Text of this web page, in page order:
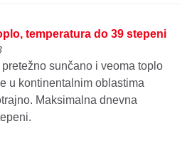
temperatura do 39 stepeni
sunčano i veoma toplo
u kontinentalnim oblastima
Maksimalna dnevna